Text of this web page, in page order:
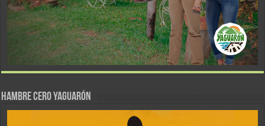
Hambre Cero Yaguarón